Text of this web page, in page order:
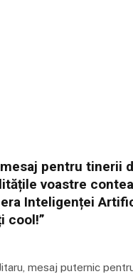
pentru tinerii
voastre
Inteligenței
cool!”
mesaj puternic